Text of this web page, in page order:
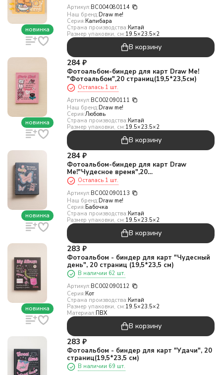
новинка
Артикул:BC004080114
Наш бренд:Draw me!
Серия:Капибара
Страна производства:Китай
Размер упаковки, см:19.5×23.5×2
В корзину
новинка
284 ₽
Фотоальбом-биндер для карт Draw Me!
"Фотоальбом",20 страниц(19,5*23,5см)
Осталась 1 шт.
Артикул:BC002090111
Наш бренд:Draw me!
Серия:Любовь
Страна производства:Китай
Размер упаковки, см:19.5×23.5×2
В корзину
новинка
284 ₽
Фотоальбом-биндер для карт Draw
Me!"Чудесное время",20
страниц(19,5*23,5см)
Осталась 1 шт.
Артикул:BC002090113
Наш бренд:Draw me!
Серия:Бабочка
Страна производства:Китай
Размер упаковки, см:19.5×23.5×2
В корзину
новинка
283 ₽
Фотоальбом - биндер для карт "Чудесный
день", 20 страниц (19,5*23,5 см)
В наличии 62 шт.
Артикул:BC002090112
Серия:Кот
Страна производства:Китай
Размер упаковки, см:19.5×23.5×2
Материал:ПВХ
В корзину
283 ₽
Фотоальбом - биндер для карт "Удачи", 20
страниц(19,5*23,5 см)
В наличии 69 шт.